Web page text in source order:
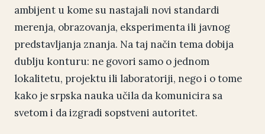
ambijent u kome su nastajali novi standardi
merenja, obrazovanja, eksperimenta ili javnog
predstavljanja znanja. Na taj način tema dobija
dublju konturu: ne govori samo o jednom
lokalitetu, projektu ili laboratoriji, nego i o tome
kako je srpska nauka učila da komunicira sa
svetom i da izgradi sopstveni autoritet.